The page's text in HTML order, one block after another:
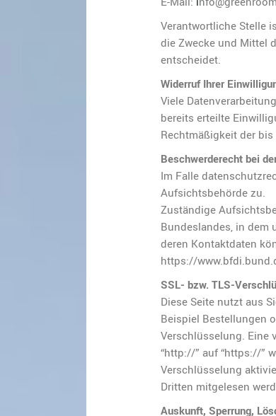
Verantwortliche Stelle
die Zwecke und Mittel
entscheidet.
Widerruf Ihrer
Viele
bereits erteilte
Rechtmäßigkeit der
Beschwerderecht bei
Im Falle
Aufsichtsbehörde zu.
Zuständige
Bundeslandes, in dem
deren Kontaktdaten
https://
SSL- bzw. TLS-
Diese Seite nutzt aus
Beispiel Bestellungen
Verschlüsselung. Eine
“http://” auf “https://”
Verschlüsselung
Dritten mitgelesen
Auskunft, Sperrung,